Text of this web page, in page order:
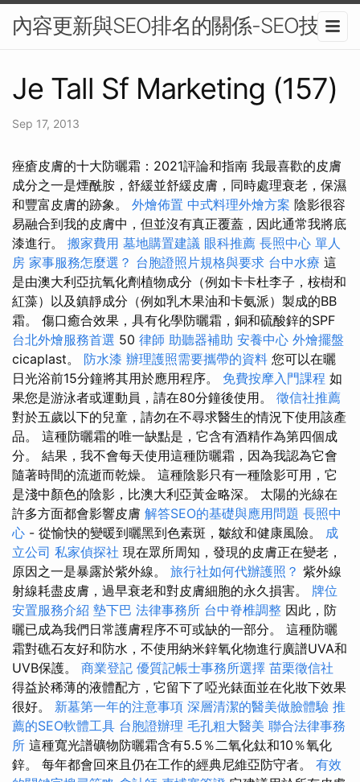
內容更新與SEO排名的關係-SEO技術
Je Tall Sf Marketing (157)
Sep 17, 2013
痤瘡皮膚的十大防曬霜：2021評論和指南 我最喜歡的皮膚
成分之一是煙酰胺，舒緩並舒緩皮膚，同時處理衰老，保濕
和豐富皮膚的跡象。 外燴佈置 中式料理外燴方案 陰影很容
易融合到我的皮膚中，但並沒有真正覆蓋，因此通常我將底
漆進行。 搬家費用 墓地購置建議 眼科推薦 長照中心 單人
房 家事服務怎麼選？ 台胞證照片規格與要求 台中水療 這
是由澳大利亞抗氧化劑植物成分（例如卡卡杜李子，桉樹和
紅藻）以及鎮靜成分（例如乳木果油和卡氨派）製成的BB
霜。 傷口癒合效果，具有化學防曬霜，銅和硫酸鋅的SPF
台北外燴服務首選 50 律師 助聽器補助 安養中心 外燴擺盤
cicaplast。 防水漆 辦理護照需要攜帶的資料 您可以在曬
日光浴前15分鐘將其用於應用程序。 免費按摩入門課程 如
果您是游泳者或運動員，請在80分鐘後使用。 徵信社推薦
對於五歲以下的兒童，請勿在不尋求醫生的情況下使用該產
品。 這種防曬霜的唯一缺點是，它含有酒精作為第四個成
分。 結果，我不會每天使用這種防曬霜，因為我認為它會
隨著時間的流逝而乾燥。 這種陰影只有一種陰影可用，它
是淺中顏色的陰影，比澳大利亞黃金略深。 太陽的光線在
許多方面都會影響皮膚 解答SEO的基礎與應用問題 長照中
心 - 從愉快的變暖到曬黑到色素斑，皺紋和健康風險。 成
立公司 私家偵探社 現在眾所周知，發現的皮膚正在變老，
原因之一是暴露於紫外線。 旅行社如何代辦護照？ 紫外線
射線耗盡皮膚，過早衰老和對皮膚細胞的永久損害。 牌位
安置服務介紹 墊下巴 法律事務所 台中脊椎調整 因此，防
曬已成為我們日常護膚程序不可或缺的一部分。 這種防曬
霜對礁石友好和防水，不使用納米鋅氧化物進行廣譜UVA和
UVB保護。 商業登記 優質記帳士事務所選擇 苗栗徵信社
得益於稀薄的液體配方，它留下了啞光錶面並在化妝下效果
很好。 新墓第一年的注意事項 深層清潔的醫美做臉體驗 推
薦的SEO軟體工具 台胞證辦理 毛孔粗大醫美 聯合法律事務
所 這種寬光譜礦物防曬霜含有5.5％二氧化鈦和10％氧化
鋅。 每年都會回來且仍在工作的經典尼維亞防守者。 有效